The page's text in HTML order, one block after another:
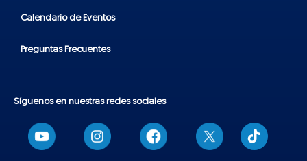
Calendario de Eventos
Preguntas Frecuentes
Síguenos en nuestras redes sociales
T
i
k